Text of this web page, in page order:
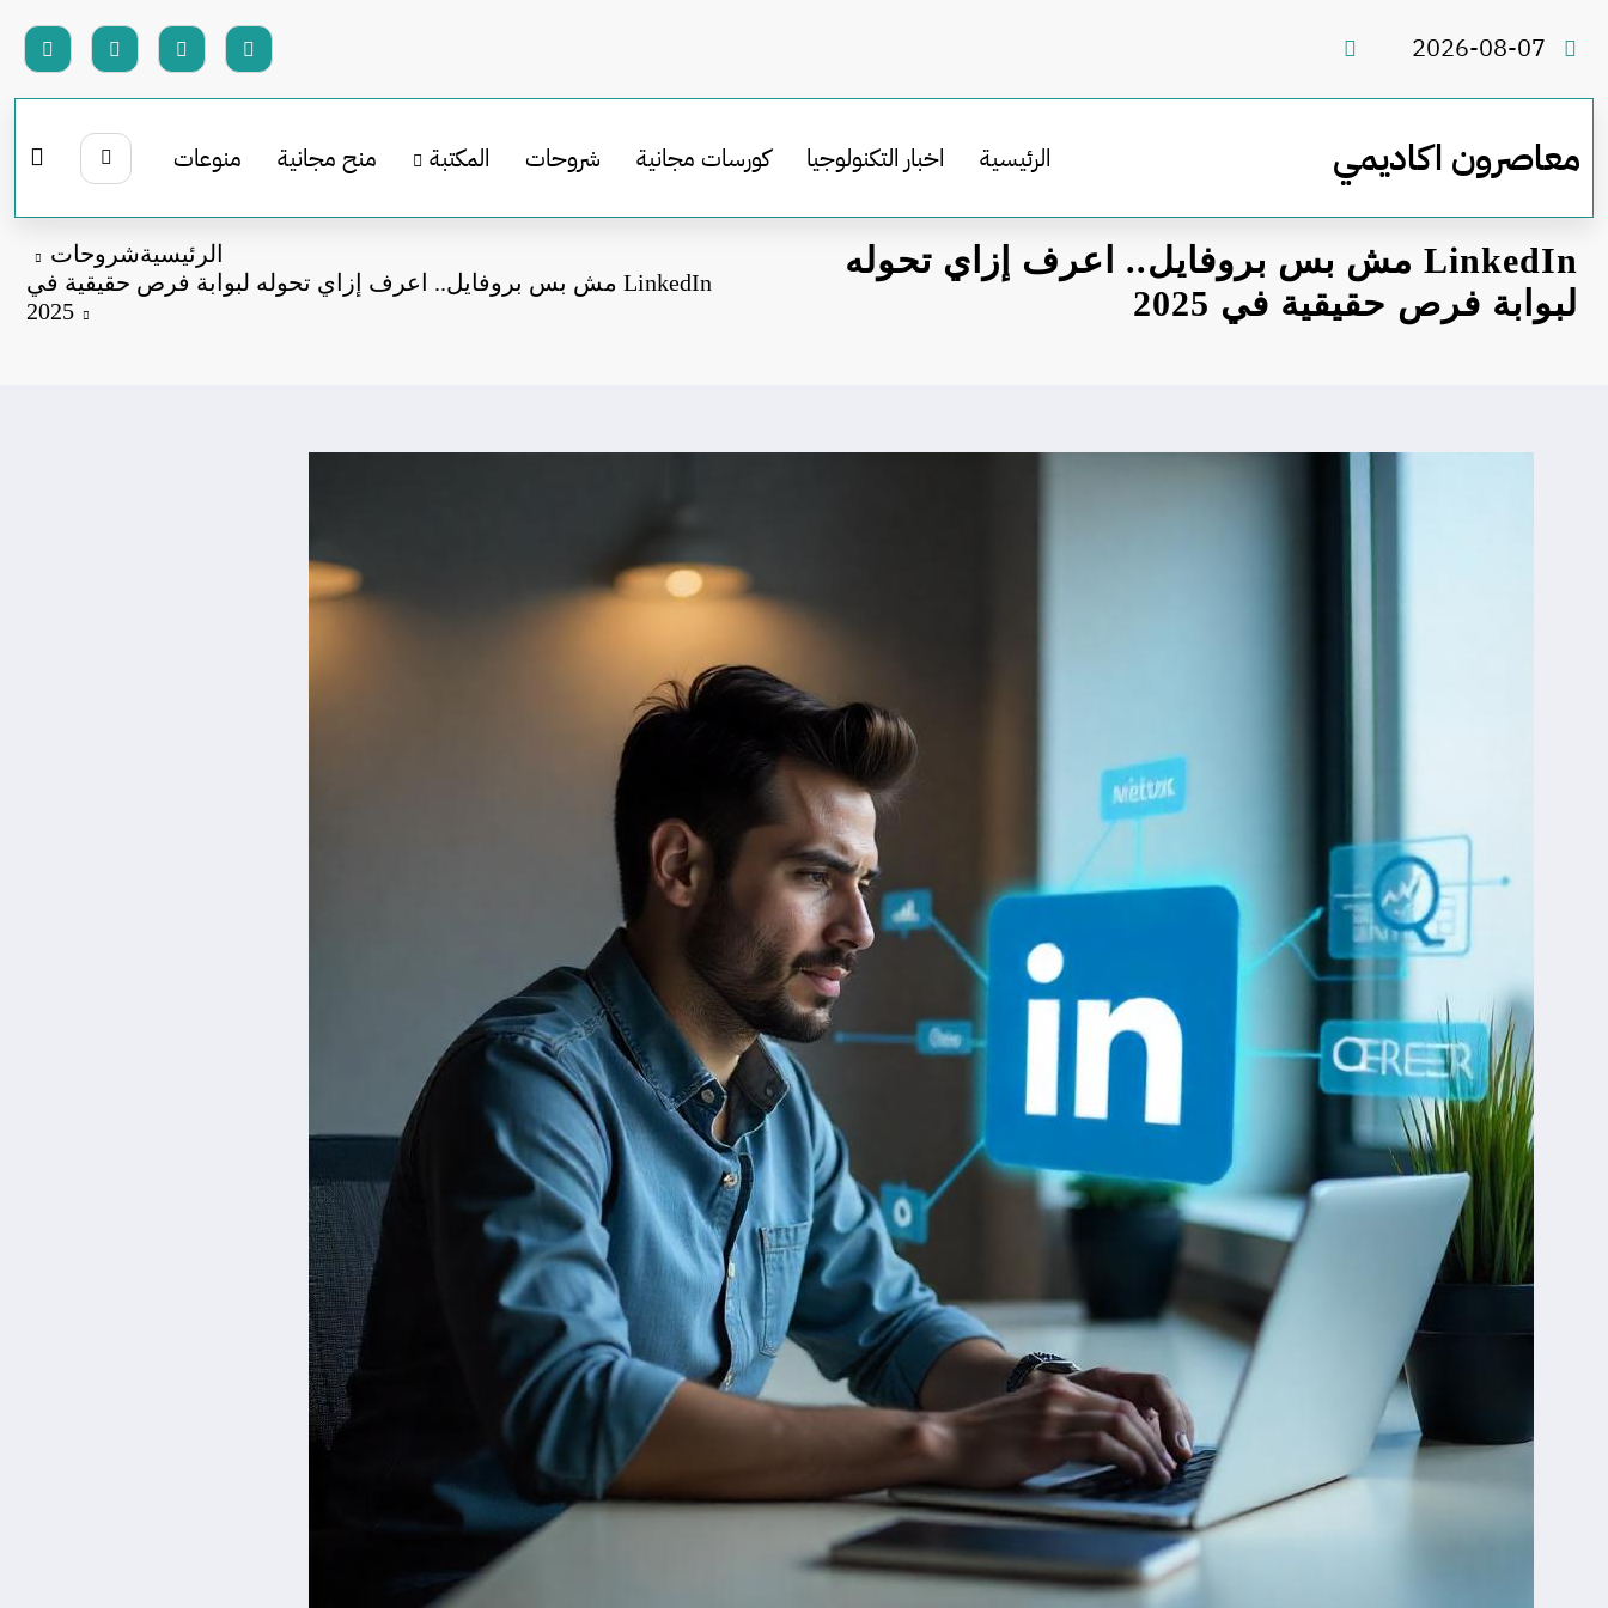
2026-08-07
معاصرون اكاديمي الرئيسية اخبار التكنولوجيا كورسات مجانية شروحات المكتبة منح مجانية منوعات
LinkedIn مش بس بروفايل.. اعرف إزاي تحوله
لبوابة فرص حقيقية في 2025
الرئيسيةشروحات
LinkedIn مش بس بروفايل.. اعرف إزاي تحوله لبوابة فرص حقيقية في
2025